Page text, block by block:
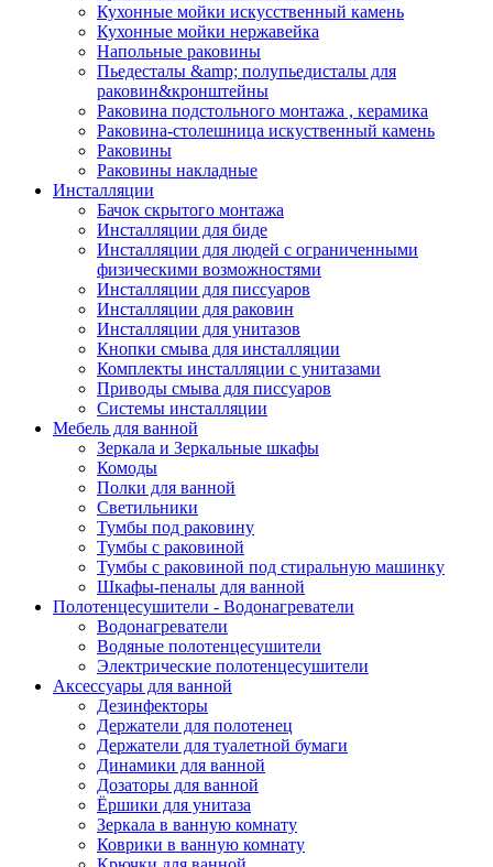
Кухонные мойки искусственный камень
Кухонные мойки нержавейка
Напольные раковины
Пьедесталы &amp; полупьедисталы для
раковин&кронштейны
Раковина подстольного монтажа , керамика
Раковина-столешница искуственный камень
Раковины
Раковины накладные
Инсталляции
Бачок скрытого монтажа
Инсталляции для биде
Инсталляции для людей с ограниченными
физическими возможностями
Инсталляции для писсуаров
Инсталляции для раковин
Инсталляции для унитазов
Кнопки смыва для инсталляции
Комплекты инсталляции с унитазами
Приводы смыва для писсуаров
Системы инсталляции
Мебель для ванной
Зеркала и Зеркальные шкафы
Комоды
Полки для ванной
Светильники
Тумбы под раковину
Тумбы с раковиной
Тумбы с раковиной под стиральную машинку
Шкафы-пеналы для ванной
Полотенцесушители - Водонагреватели
Водонагреватели
Водяные полотенцесушители
Электрические полотенцесушители
Аксессуары для ванной
Дезинфекторы
Держатели для полотенец
Держатели для туалетной бумаги
Динамики для ванной
Дозаторы для ванной
Ёршики для унитаза
Зеркала в ванную комнату
Коврики в ванную комнату